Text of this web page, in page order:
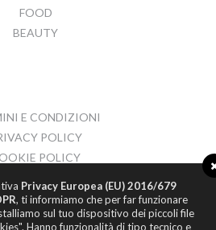
FOOD
BEAUTY
E CONDIZIONI
POLICY
POLICY
Privacy Europea (EU) 2016/679
, ti informiamo che per far funzionare
sul tuo dispositivo dei piccoli file
Hanno funzionalità di tipo tecnico e